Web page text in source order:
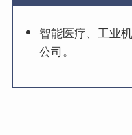
智能医疗、工业
公司。